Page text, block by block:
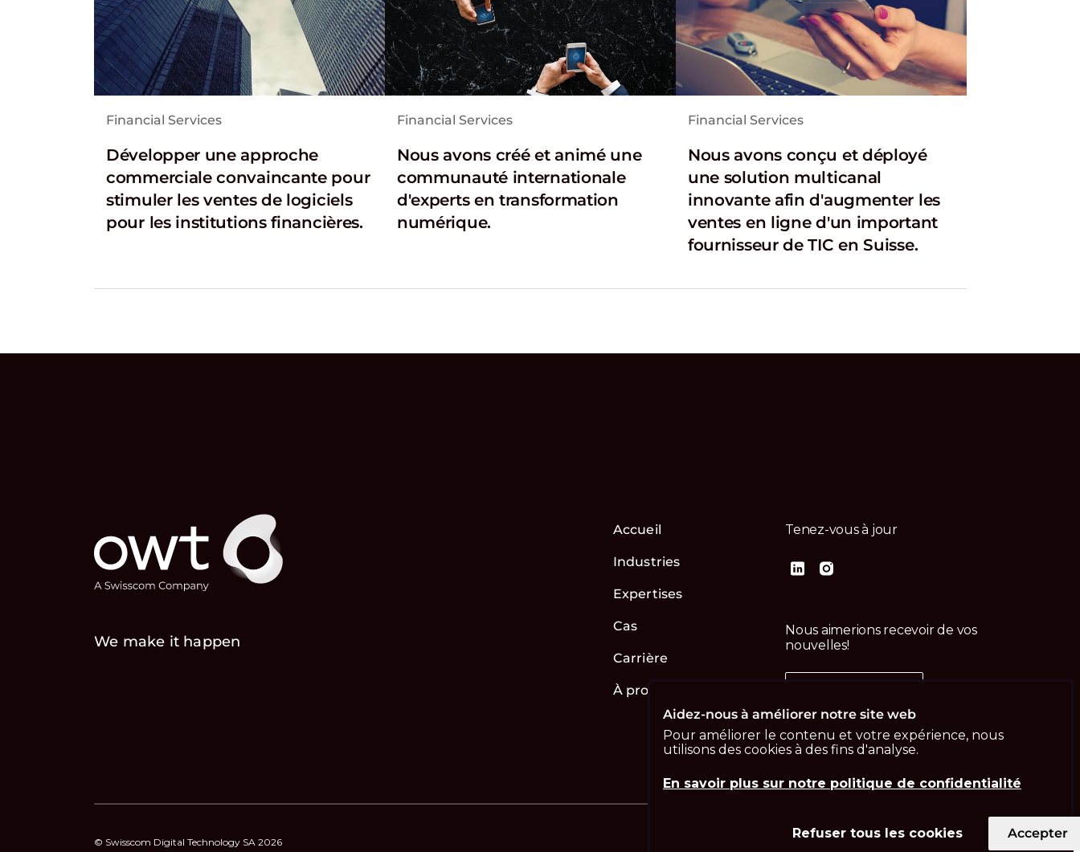
Financial Services
Développer une approche
commerciale convaincante pour
stimuler les ventes de logiciels
pour les institutions financières.
Financial Services
Nous avons créé et animé une
communauté internationale
d'experts en transformation
numérique.
Financial Services
Nous avons conçu et déployé
une solution multicanal
innovante afin d'augmenter les
ventes en ligne d'un important
fournisseur de TIC en Suisse.
We make it happen
Accueil
Industries
Expertises
Cas
Carrière
À propos de nous
Tenez-vous à jour
Nous aimerions recevoir de vos
nouvelles!
© Swisscom Digital Technology SA 2026
Aidez-nous à améliorer notre site web
Pour améliorer le contenu et votre expérience, nous
utilisons des cookies à des fins d'analyse.
En savoir plus sur notre politique de confidentialité
Refuser tous les cookies Accepter